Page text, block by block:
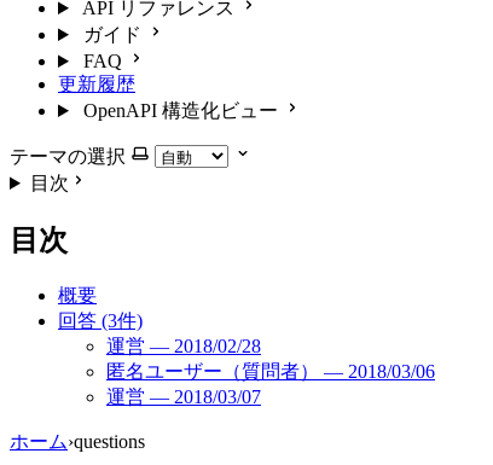
API リファレンス
ガイド
FAQ
更新履歴
OpenAPI 構造化ビュー
テーマの選択
目次
目次
概要
回答 (3件)
運営 — 2018/02/28
匿名ユーザー（質問者） — 2018/03/06
運営 — 2018/03/07
ホーム›questions